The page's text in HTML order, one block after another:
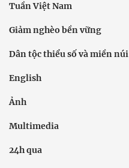
Tuần Việt Nam
Giảm nghèo bền vững
Dân tộc thiểu số và miền núi
English
Ảnh
Multimedia
24h qua